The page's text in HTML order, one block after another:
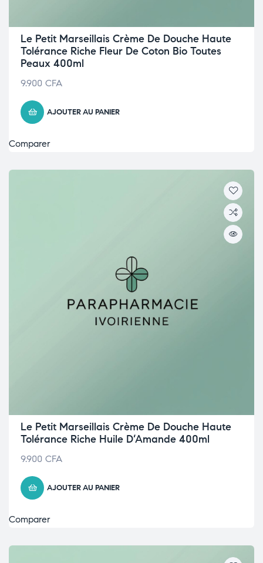
Le Petit Marseillais Crème De Douche Haute
Tolérance Riche Fleur De Coton Bio Toutes
Peaux 400ml
9.900 CFA
AJOUTER AU PANIER
Comparer
Le Petit Marseillais Crème De Douche Haute
Tolérance Riche Huile D’Amande 400ml
9.900 CFA
AJOUTER AU PANIER
Comparer